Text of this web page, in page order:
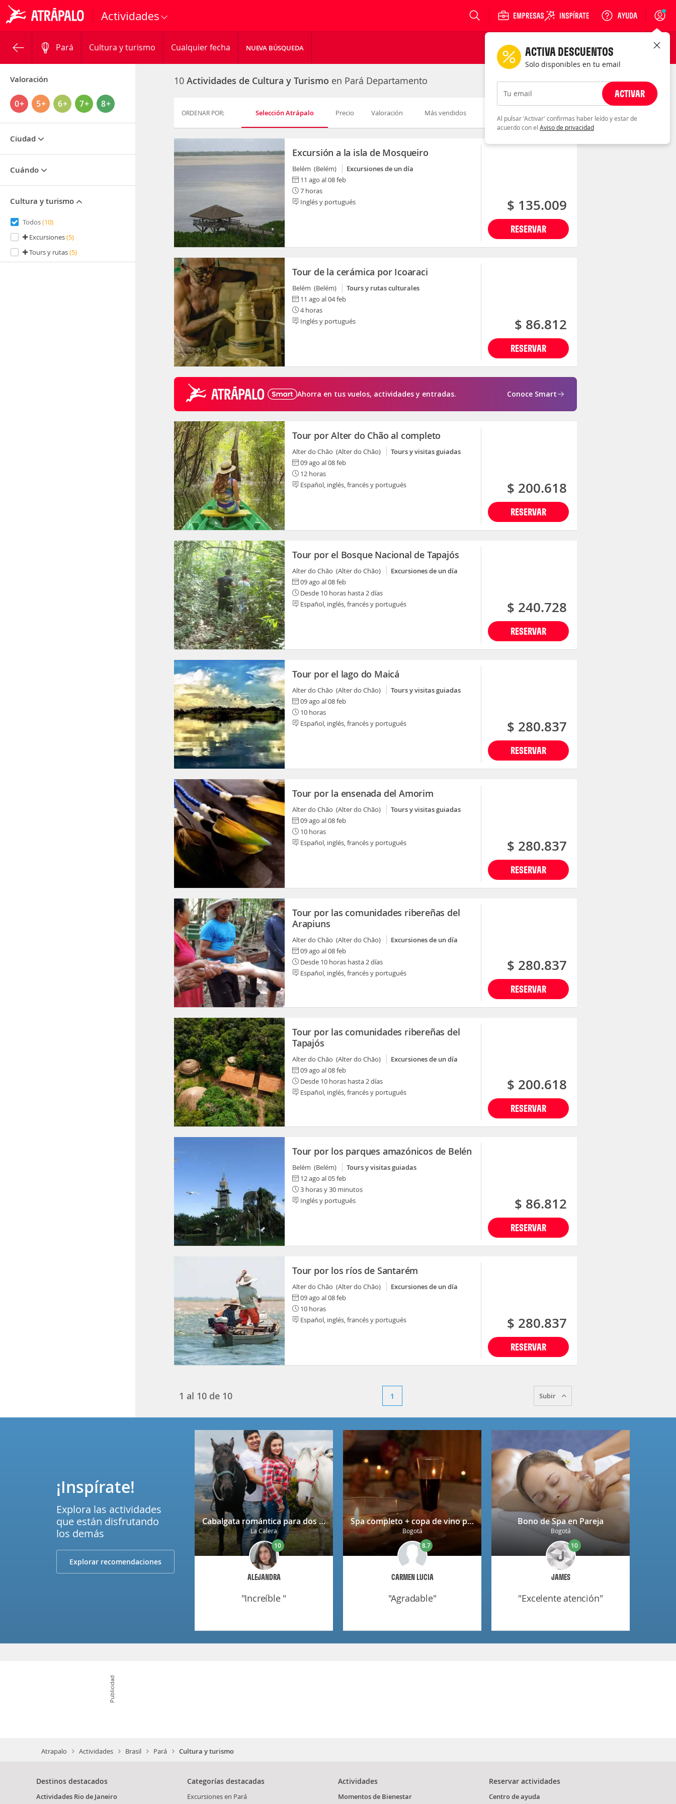
Actividades Login
Pará Cultura y turismo Cualquier fecha NUEVA BÚSQUEDA
Valoración
0+ 5+ 6+ 7+ 8+
Ciudad
Cuándo
Cultura y turismo
Todos(10)
Excursiones(5)
Tours y rutas(5)
10 Actividades de Cultura y Turismo en Pará Departamento
ORDENAR POR: Selección Atrápalo Precio Valoración Más vendidos
Excursión a la isla de Mosqueiro
Belém (Belém)
Excursiones de un día
11 ago al 08 feb
7 horas
Inglés y portugués
RESERVAR
$ 135.009
Tour de la cerámica por Icoaraci
Belém (Belém)
Tours y rutas culturales
11 ago al 04 feb
4 horas
Inglés y portugués
RESERVAR
$ 86.812
Ahorra en tus vuelos, actividades y entradas. Conoce Smart
Tour por Alter do Chão al completo
Alter do Chão (Alter do Chão)
Tours y visitas guiadas
09 ago al 08 feb
12 horas
Español, inglés, francés y portugués
RESERVAR
$ 200.618
Tour por el Bosque Nacional de Tapajós
Alter do Chão (Alter do Chão)
Excursiones de un día
09 ago al 08 feb
Desde 10 horas hasta 2 días
Español, inglés, francés y portugués
RESERVAR
$ 240.728
Tour por el lago do Maicá
Alter do Chão (Alter do Chão)
Tours y visitas guiadas
09 ago al 08 feb
10 horas
Español, inglés, francés y portugués
RESERVAR
$ 280.837
Tour por la ensenada del Amorim
Alter do Chão (Alter do Chão)
Tours y visitas guiadas
09 ago al 08 feb
10 horas
Español, inglés, francés y portugués
RESERVAR
$ 280.837
Tour por las comunidades ribereñas del
Arapiuns
Alter do Chão (Alter do Chão)
Excursiones de un día
09 ago al 08 feb
Desde 10 horas hasta 2 días
Español, inglés, francés y portugués
RESERVAR
$ 280.837
Tour por las comunidades ribereñas del
Tapajós
Alter do Chão (Alter do Chão)
Excursiones de un día
09 ago al 08 feb
Desde 10 horas hasta 2 días
Español, inglés, francés y portugués
RESERVAR
$ 200.618
Tour por los parques amazónicos de Belén
Belém (Belém)
Tours y visitas guiadas
12 ago al 05 feb
3 horas y 30 minutos
Inglés y portugués
RESERVAR
$ 86.812
Tour por los ríos de Santarém
Alter do Chão (Alter do Chão)
Excursiones de un día
09 ago al 08 feb
10 horas
Español, inglés, francés y portugués
RESERVAR
$ 280.837
1 al 10 de 10 1 Subir
Cabalgata romántica para dos en La Calera con decoración
La Calera
ALEJANDRA
10
"increíble "
Spa completo + copa de vino para 2 personas en Niza
Bogotá
CARMEN LUCIA
8.7
"agradable"
Bono de Spa en Pareja
Bogotá
JAMES
10
"excelente atención"
¡Inspírate!
Explora las actividades
que están disfrutando
los demás
Explorar recomendaciones
Publicidad
Atrapalo Actividades Brasil Pará Cultura y turismo
Destinos destacados
Actividades Rio de Janeiro
Categorías destacadas
Excursiones en Pará
Actividades
Momentos de Bienestar
Reservar actividades
Centro de ayuda
ACTIVA DESCUENTOS
Solo disponibles en tu email
Tu email ACTIVAR
Al pulsar 'Activar' confirmas haber leído y estar de
acuerdo con el Aviso de privacidad